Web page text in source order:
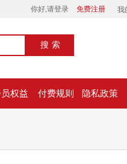
你好,请登录 免费注册 我
搜索
权益 付费规则 隐私政策